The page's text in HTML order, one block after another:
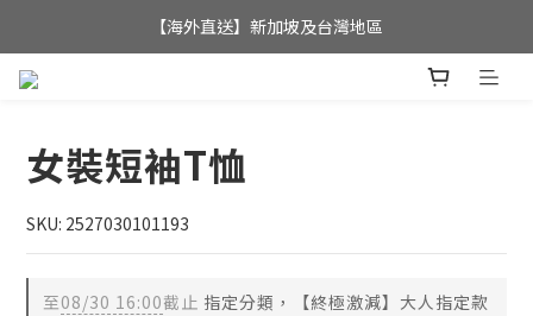
全店滿$350，即可享港澳地區免運費;
【海外直送】新加坡及台灣地區
女裝短袖T恤
SKU: 2527030101193
至08/30 16:00截止 指定分類，【終極激減】大人指定款